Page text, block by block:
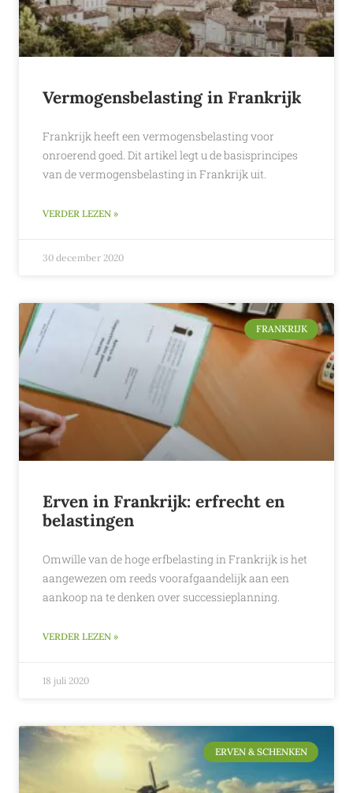
Vermogensbelasting in Frankrijk
Frankrijk heeft een vermogensbelasting voor
onroerend goed. Dit artikel legt u de basisprincipes
van de vermogensbelasting in Frankrijk uit.
VERDER LEZEN »
30 december 2020
FRANKRIJK
Erven in Frankrijk: erfrecht en
belastingen
Omwille van de hoge erfbelasting in Frankrijk is het
aangewezen om reeds voorafgaandelijk aan een
aankoop na te denken over successieplanning.
VERDER LEZEN »
18 juli 2020
ERVEN & SCHENKEN